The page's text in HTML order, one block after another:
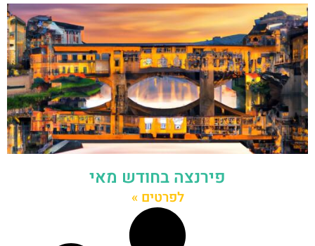
פירנצה בחודש מאי
לפרטים »